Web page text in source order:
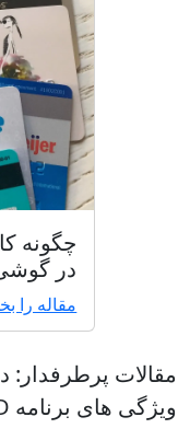
چگونه
در
مقاله را
مقالات پرطرفدار:
ویژگی های برنامه 7ID بیشتر بدانید: